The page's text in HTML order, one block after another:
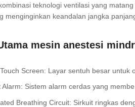
teknologi ventilasi yang
menginginkan keandalan jangka
mesin anestesi
Touch Screen: Layar sentuh besar
Alarm: Sistem alarm cerdas yang
Breathing Circuit: Sirkuit ringkas